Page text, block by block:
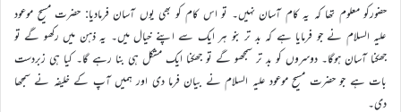
حضورکو معلوم تھا کہ یہ کام آسان نہیں۔ تو اس کام کو بھی یوں آسان فرمادیا: حضرت مسیح موعود
علیہ السلام نے جو فرمایا ہے کہ بد تر بنو ہر ایک سے اپنے خیال میں۔ یہ ذہن میں رکھو گے تو
جھکنا آسان ہوگا۔ دوسروں کو بد تر سمجھو گے تو جھکنا ایک مشکل ہی بنا رہے گا۔ کیا ہی زبردست
بات ہے جو حضرت مسیح موعود علیہ السلام نے بیان فرما دی اور ہمیں آپ کے خلیفہ نے سمجھا
دی۔